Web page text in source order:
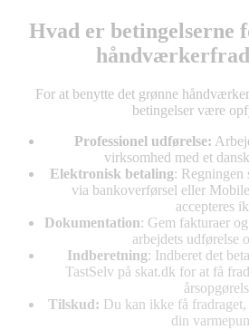
Hvad er betingelserne
For at benytte det grønne
betingelser være
Professionel udførelse:
virksomhed med et
Elektronisk betaling: Regningen
via bankoverførsel eller
accepteres
Dokumentation: Gem fakturaer
arbejdets udførelse
Indberetning: Indberet det
TastSelv på skat.dk for at få
Tilskud: Du kan ikke få
din